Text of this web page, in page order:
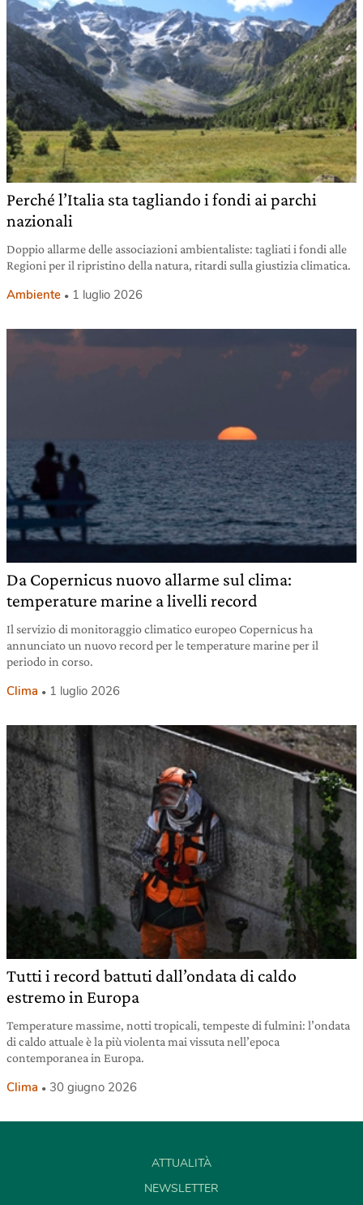
Perché l’Italia sta tagliando i fondi ai parchi
nazionali
Doppio allarme delle associazioni ambientaliste: tagliati i fondi alle
Regioni per il ripristino della natura, ritardi sulla giustizia climatica.
Ambiente 1 luglio 2026
Da Copernicus nuovo allarme sul clima:
temperature marine a livelli record
Il servizio di monitoraggio climatico europeo Copernicus ha
annunciato un nuovo record per le temperature marine per il
periodo in corso.
Clima 1 luglio 2026
Tutti i record battuti dall’ondata di caldo
estremo in Europa
Temperature massime, notti tropicali, tempeste di fulmini: l’ondata
di caldo attuale è la più violenta mai vissuta nell’epoca
contemporanea in Europa.
Clima 30 giugno 2026
ATTUALITÀ
NEWSLETTER